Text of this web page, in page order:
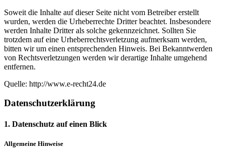
Soweit die Inhalte auf dieser Seite nicht vom Betreiber erstellt
wurden, werden die Urheberrechte Dritter beachtet. Insbesondere
werden Inhalte Dritter als solche gekennzeichnet. Sollten Sie
trotzdem auf eine Urheberrechtsverletzung aufmerksam werden,
bitten wir um einen entsprechenden Hinweis. Bei Bekanntwerden
von Rechtsverletzungen werden wir derartige Inhalte umgehend
entfernen.
Quelle: http://www.e-recht24.de
Datenschutzerklärung
1. Datenschutz auf einen Blick
Allgemeine Hinweise